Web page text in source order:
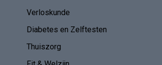
Verloskunde
Diabetes en Zelftesten
Thuiszorg